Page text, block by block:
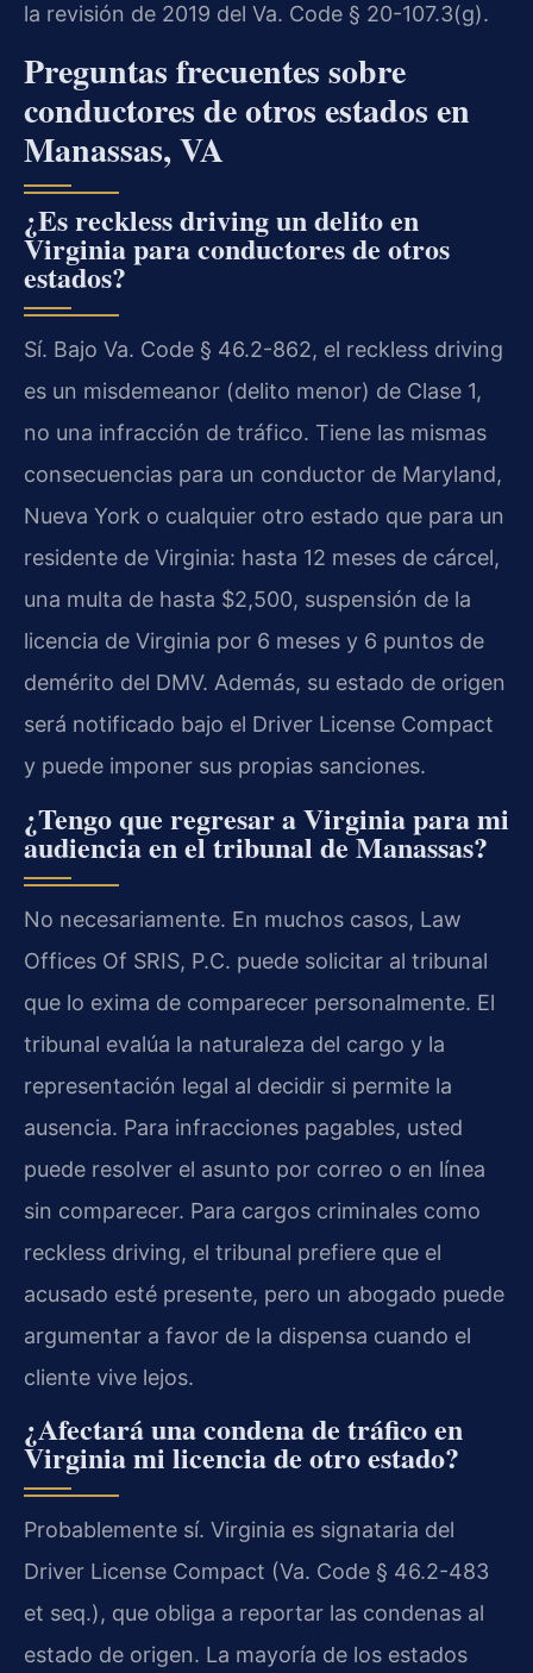
la revisión de 2019 del Va. Code § 20-107.3(g).
Preguntas frecuentes sobre
conductores de otros estados en
Manassas, VA
¿Es reckless driving un delito en
Virginia para conductores de otros
estados?
Sí. Bajo Va. Code § 46.2-862, el reckless driving
es un misdemeanor (delito menor) de Clase 1,
no una infracción de tráfico. Tiene las mismas
consecuencias para un conductor de Maryland,
Nueva York o cualquier otro estado que para un
residente de Virginia: hasta 12 meses de cárcel,
una multa de hasta $2,500, suspensión de la
licencia de Virginia por 6 meses y 6 puntos de
demérito del DMV. Además, su estado de origen
será notificado bajo el Driver License Compact
y puede imponer sus propias sanciones.
¿Tengo que regresar a Virginia para mi
audiencia en el tribunal de Manassas?
No necesariamente. En muchos casos, Law
Offices Of SRIS, P.C. puede solicitar al tribunal
que lo exima de comparecer personalmente. El
tribunal evalúa la naturaleza del cargo y la
representación legal al decidir si permite la
ausencia. Para infracciones pagables, usted
puede resolver el asunto por correo o en línea
sin comparecer. Para cargos criminales como
reckless driving, el tribunal prefiere que el
acusado esté presente, pero un abogado puede
argumentar a favor de la dispensa cuando el
cliente vive lejos.
¿Afectará una condena de tráfico en
Virginia mi licencia de otro estado?
Probablemente sí. Virginia es signataria del
Driver License Compact (Va. Code § 46.2-483
et seq.), que obliga a reportar las condenas al
estado de origen. La mayoría de los estados